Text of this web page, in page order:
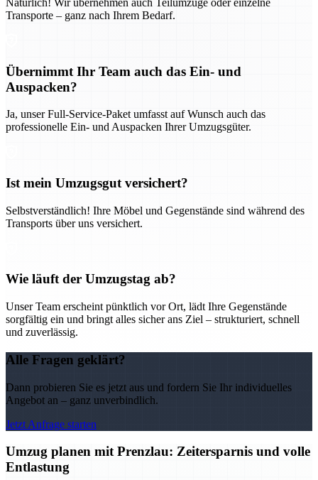
Transporte – ganz nach Ihrem Bedarf.
Übernimmt Ihr Team auch das Ein- und
Auspacken?
Ja, unser Full-Service-Paket umfasst auf Wunsch auch das
professionelle Ein- und Auspacken Ihrer Umzugsgüter.
Ist mein Umzugsgut versichert?
Selbstverständlich! Ihre Möbel und Gegenstände sind während des
Transports über uns versichert.
Wie läuft der Umzugstag ab?
Unser Team erscheint pünktlich vor Ort, lädt Ihre Gegenstände
sorgfältig ein und bringt alles sicher ans Ziel – strukturiert, schnell
und zuverlässig.
Alle Fragen geklärt?
Dann probieren Sie es jetzt aus und fordern Sie Ihr individuelles
Angebot an – ganz unverbindlich.
Jetzt Anfrage starten
Umzug planen mit Prenzlau: Zeitersparnis und volle
Entlastung